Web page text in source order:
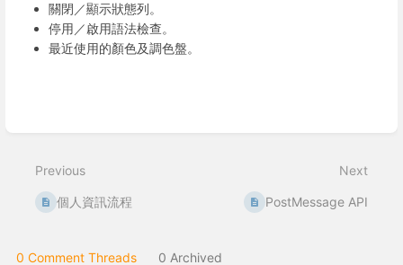
關閉／顯示狀態列。
停用／啟用語法檢查。
最近使用的顏色及調色盤。
mode
Previous
個人資訊流程
Next
PostMessage API
0 Comment Threads 0 Archived